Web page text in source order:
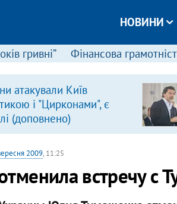
НОВИНИ
гривні” Фінансова
атакували Київ
і "Цирконами", є
(доповнено)
2009, 11:25
встречу с